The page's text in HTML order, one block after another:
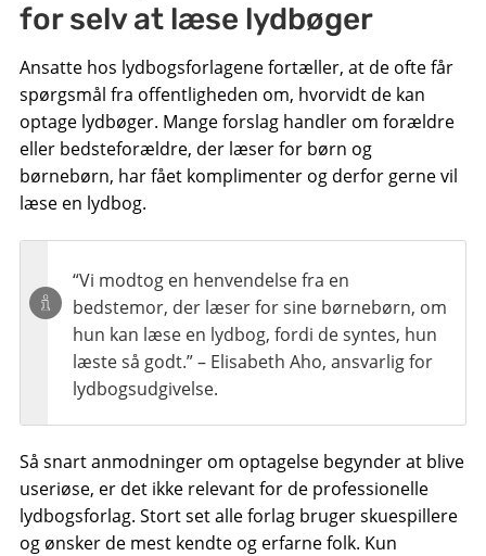
for selv at læse lydbøger
Ansatte hos lydbogsforlagene fortæller, at de ofte får
spørgsmål fra offentligheden om, hvorvidt de kan
optage lydbøger. Mange forslag handler om forældre
eller bedsteforældre, der læser for børn og
børnebørn, har fået komplimenter og derfor gerne vil
læse en lydbog.
“Vi modtog en henvendelse fra en
bedstemor, der læser for sine børnebørn, om
hun kan læse en lydbog, fordi de syntes, hun
læste så godt.” – Elisabeth Aho, ansvarlig for
lydbogsudgivelse.
Så snart anmodninger om optagelse begynder at blive
useriøse, er det ikke relevant for de professionelle
lydbogsforlag. Stort set alle forlag bruger skuespillere
og ønsker de mest kendte og erfarne folk. Kun